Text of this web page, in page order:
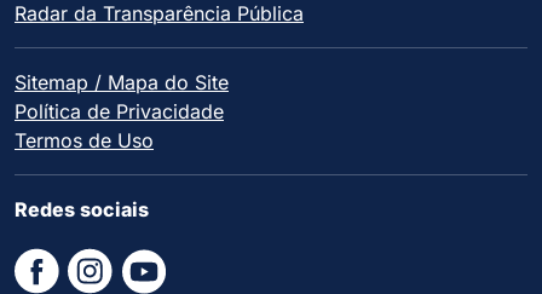
Radar da Transparência Pública
Sitemap / Mapa do Site
Política de Privacidade
Termos de Uso
Redes sociais